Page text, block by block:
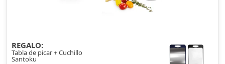
REGALO:
Tabla de picar + Cuchillo
Santoku